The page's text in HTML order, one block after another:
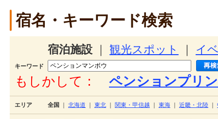
宿名・キーワード検索
宿泊施設 観光スポット イ
キーワード
もしかして： ペンションプリ
エリア 全国 北海道 東北 関東・甲信越 東海 近畿・北陸